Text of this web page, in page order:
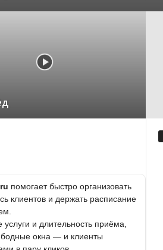
помогает быстро организовать
клиентов и держать расписание
услуги и длительность приёма,
окна — и клиенты